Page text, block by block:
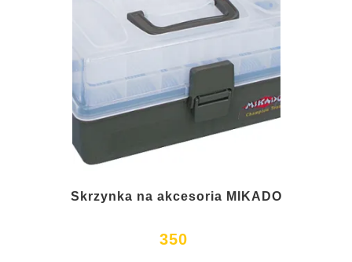
Skrzynka na akcesoria MIKADO
350